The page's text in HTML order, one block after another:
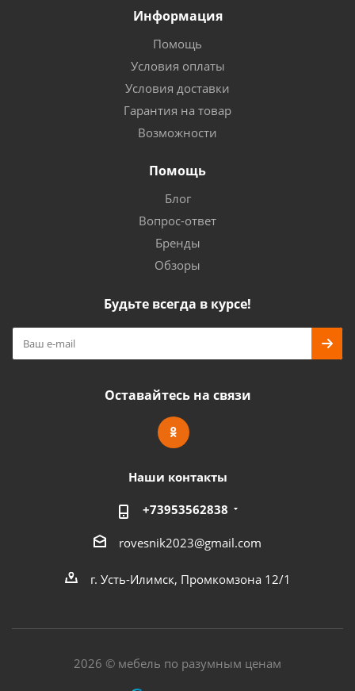
Информация
Помощь
Условия оплаты
Условия доставки
Гарантия на товар
Возможности
Помощь
Блог
Вопрос-ответ
Бренды
Обзоры
Будьте всегда в курсе!
Оставайтесь на связи
Наши контакты
+73953562838
rovesnik2023@gmail.com
г. Усть-Илимск, Промкомзона 12/1
2026 © мебель по разумным ценам